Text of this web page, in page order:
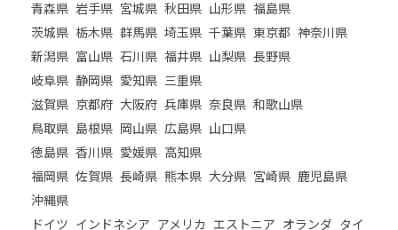
青森県 岩手県 宮城県 秋田県 山形県 福島県
茨城県 栃木県 群馬県 埼玉県 千葉県 東京都 神奈川県
新潟県 富山県 石川県 福井県 山梨県 長野県
岐阜県 静岡県 愛知県 三重県
滋賀県 京都府 大阪府 兵庫県 奈良県 和歌山県
鳥取県 島根県 岡山県 広島県 山口県
徳島県 香川県 愛媛県 高知県
福岡県 佐賀県 長崎県 熊本県 大分県 宮崎県 鹿児島県
沖縄県
ドイツ インドネシア アメリカ エストニア オランダ タイ